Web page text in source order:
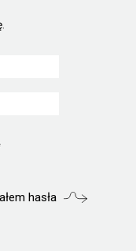
hasła